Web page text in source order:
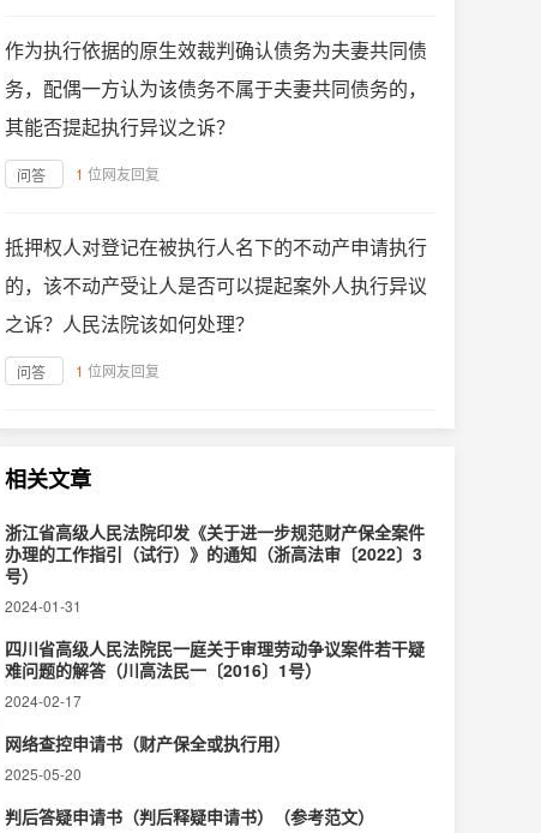
作为执行依据的原生效裁判确认债务为夫妻共同债
务，配偶一方认为该债务不属于夫妻共同债务的，
其能否提起执行异议之诉？
问答 1 位网友回复
抵押权人对登记在被执行人名下的不动产申请执行
的，该不动产受让人是否可以提起案外人执行异议
之诉？人民法院该如何处理？
问答 1 位网友回复
相关文章
浙江省高级人民法院印发《关于进一步规范财产保全案件
办理的工作指引（试行）》的通知（浙高法审〔2022〕3
号）
2024-01-31
四川省高级人民法院民一庭关于审理劳动争议案件若干疑
难问题的解答（川高法民一〔2016〕1号）
2024-02-17
网络查控申请书（财产保全或执行用）
2025-05-20
判后答疑申请书（判后释疑申请书）（参考范文）